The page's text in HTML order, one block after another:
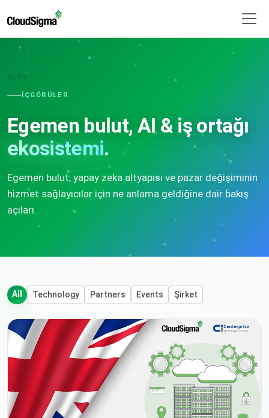
BLOG
İÇGÖRÜLER
Egemen bulut, AI & iş ortağı
ekosistemi.
Egemen bulut, yapay zeka altyapısı ve pazar değişiminin
hizmet sağlayıcılar için ne anlama geldiğine dair bakış
açıları.
All Technology Partners Events Şirket